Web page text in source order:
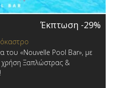
Έκπτωση -29%
του «Nouvelle Pool Bar», με
Ξαπλώστρας &